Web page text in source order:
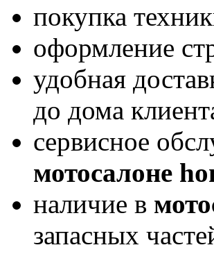
покупка
оформление
удобная
до дома
сервисное
мотосалоне
наличие в
запасных